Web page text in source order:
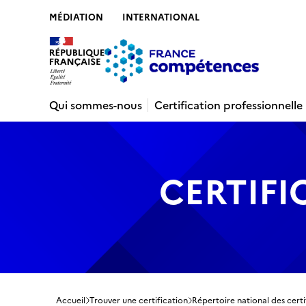
MÉDIATION INTERNATIONAL
Qui sommes-nous
Certification professionnelle
Accueil Trouver une certification Répertoire national des